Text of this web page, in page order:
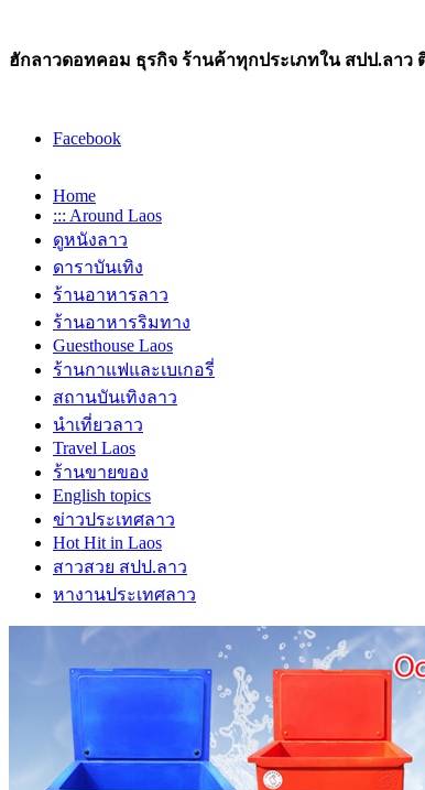
ฮักลาวดอทคอม ธุรกิจ ร้านค้าทุกประเภทใน สปป.ลาว
Facebook
Home
::: Around Laos
ดูหนังลาว
ดาราบันเทิง
ร้านอาหารลาว
ร้านอาหารริมทาง
Guesthouse Laos
ร้านกาแฟและเบเกอรี่
สถานบันเทิงลาว
นำเที่ยวลาว
Travel Laos
ร้านขายของ
English topics
ข่าวประเทศลาว
Hot Hit in Laos
สาวสวย สปป.ลาว
หางานประเทศลาว